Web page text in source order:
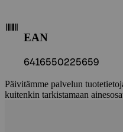
EAN
6416550225659
Päivitämme palvelun
kuitenkin tarkistamaan